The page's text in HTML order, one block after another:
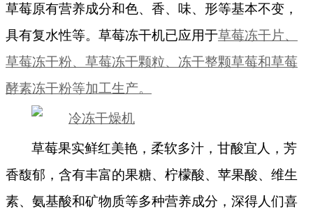
草莓原有营养成分和色、香、味、形等基本不变，
具有复水性等。草莓冻干机已应用于草莓冻干片、
草莓冻干粉、草莓冻干颗粒、冻干整颗草莓和草莓
酵素冻干粉等加工生产。
草莓果实鲜红美艳，柔软多汁，甘酸宜人，芳
香馥郁 ， 含有丰富的果糖、柠檬酸、苹果酸、 维生
素、 氨基酸和矿物质等多种营养成分， 深得人们喜